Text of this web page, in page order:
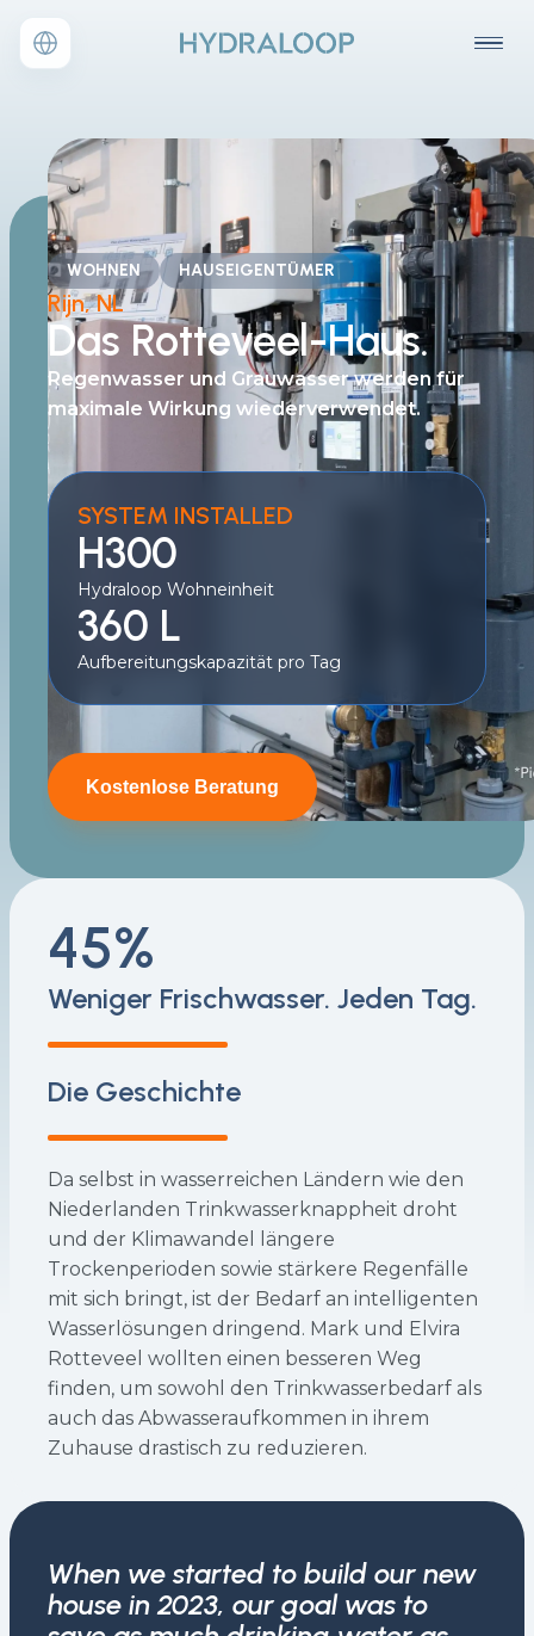
WOHNEN HAUSEIGENTÜMER
Rijn, NL
Das Rotteveel-Haus.
Regenwasser und Grauwasser werden für
maximale Wirkung wiederverwendet.
SYSTEM INSTALLED
H300
Hydraloop Wohneinheit
360 L
Aufbereitungskapazität pro Tag
Kostenlose Beratung
45%
Weniger Frischwasser. Jeden Tag.
Die Geschichte
Da selbst in wasserreichen Ländern wie den
Niederlanden Trinkwasserknappheit droht
und der Klimawandel längere
Trockenperioden sowie stärkere Regenfälle
mit sich bringt, ist der Bedarf an intelligenten
Wasserlösungen dringend. Mark und Elvira
Rotteveel wollten einen besseren Weg
finden, um sowohl den Trinkwasserbedarf als
auch das Abwasseraufkommen in ihrem
Zuhause drastisch zu reduzieren.
When we started to build our new
house in 2023, our goal was to